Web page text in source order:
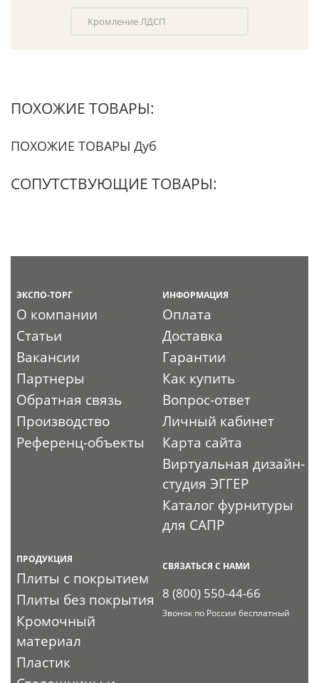
Кромление ЛДСП
ПОХОЖИЕ ТОВАРЫ:
ПОХОЖИЕ ТОВАРЫ Дуб
СОПУТСТВУЮЩИЕ ТОВАРЫ:
ЭКСПО-ТОРГ
О компании
Статьи
Вакансии
Партнеры
Обратная связь
Производство
Референц-объекты
ИНФОРМАЦИЯ
Оплата
Доставка
Гарантии
Как купить
Вопрос-ответ
Личный кабинет
Карта сайта
Виртуальная дизайн-
студия ЭГГЕР
Каталог фурнитуры
для САПР
ПРОДУКЦИЯ
Плиты с покрытием
Плиты без покрытия
Кромочный
материал
Пластик
СВЯЗАТЬСЯ С НАМИ
8 (800) 550-44-66
Звонок по России бесплатный